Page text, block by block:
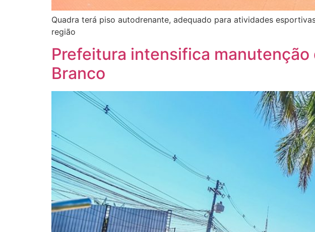
Quadra terá piso autodrenante, adequado para atividades
região
Prefeitura intensifica
Branco